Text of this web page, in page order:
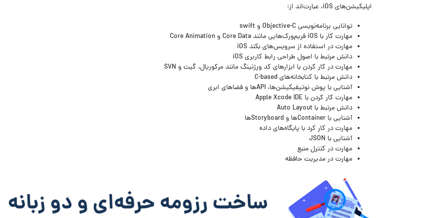
اپلیکیشن‌های iOS، عبارت‌اند ‌از:
توانایی برنامه‌نویسی Objective-C و swift
مهارت کار با iOS فریم‌ورک‌هایی مانند Core Data و Core Animation
مهارت در استفاده از سرویس‌های بکند iOS
دانش مرتبط با اصول طراحی رابط کاربری iOS
مهارت در کار کردن با ابزارهای کد ورژنینگ مانند مرکوریال، گیت و SVN
دانش مرتبط با کتابخانه‌های C-based
آشنایی با پوش نوتیفیکیشن‌ها، APIها و فضاهای ابری
مهارت کار کردن با Apple Xcode IDE
دانش مرتبط با Auto Layout
آشنایی با Containerها و Storyboardها
مهارت در کار کرد با پایگاه‌های داده
آشنایی با JSON
مهارت در کنترل منبع
مهارت در مدیریت حافظه